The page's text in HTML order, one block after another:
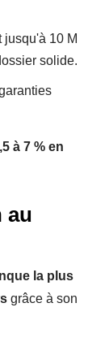
jusqu'à 10 M
solide.
à 7 % en
au
la plus
grâce à son